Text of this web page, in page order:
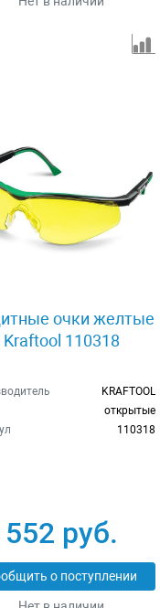
очки желтые
Kraftool 110318
KRAFTOOL
открытые
110318
552 руб.
о поступлении